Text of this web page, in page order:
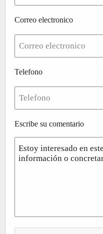
Correo electronico
Telefono
Escribe su comentario